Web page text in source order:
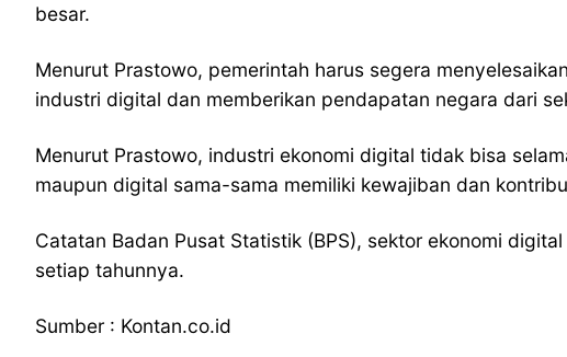
besar.
Menurut Prastowo, pemerintah harus segera
industri digital dan memberikan pendapatan negara dari
Menurut Prastowo, industri ekonomi digital tidak bisa
maupun digital sama-sama memiliki kewajiban dan
Catatan Badan Pusat Statistik (BPS), sektor ekonomi
setiap tahunnya.
Sumber : Kontan.co.id